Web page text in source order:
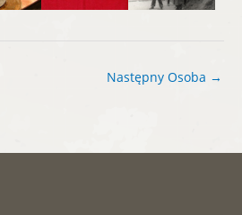
Następny Osoba →